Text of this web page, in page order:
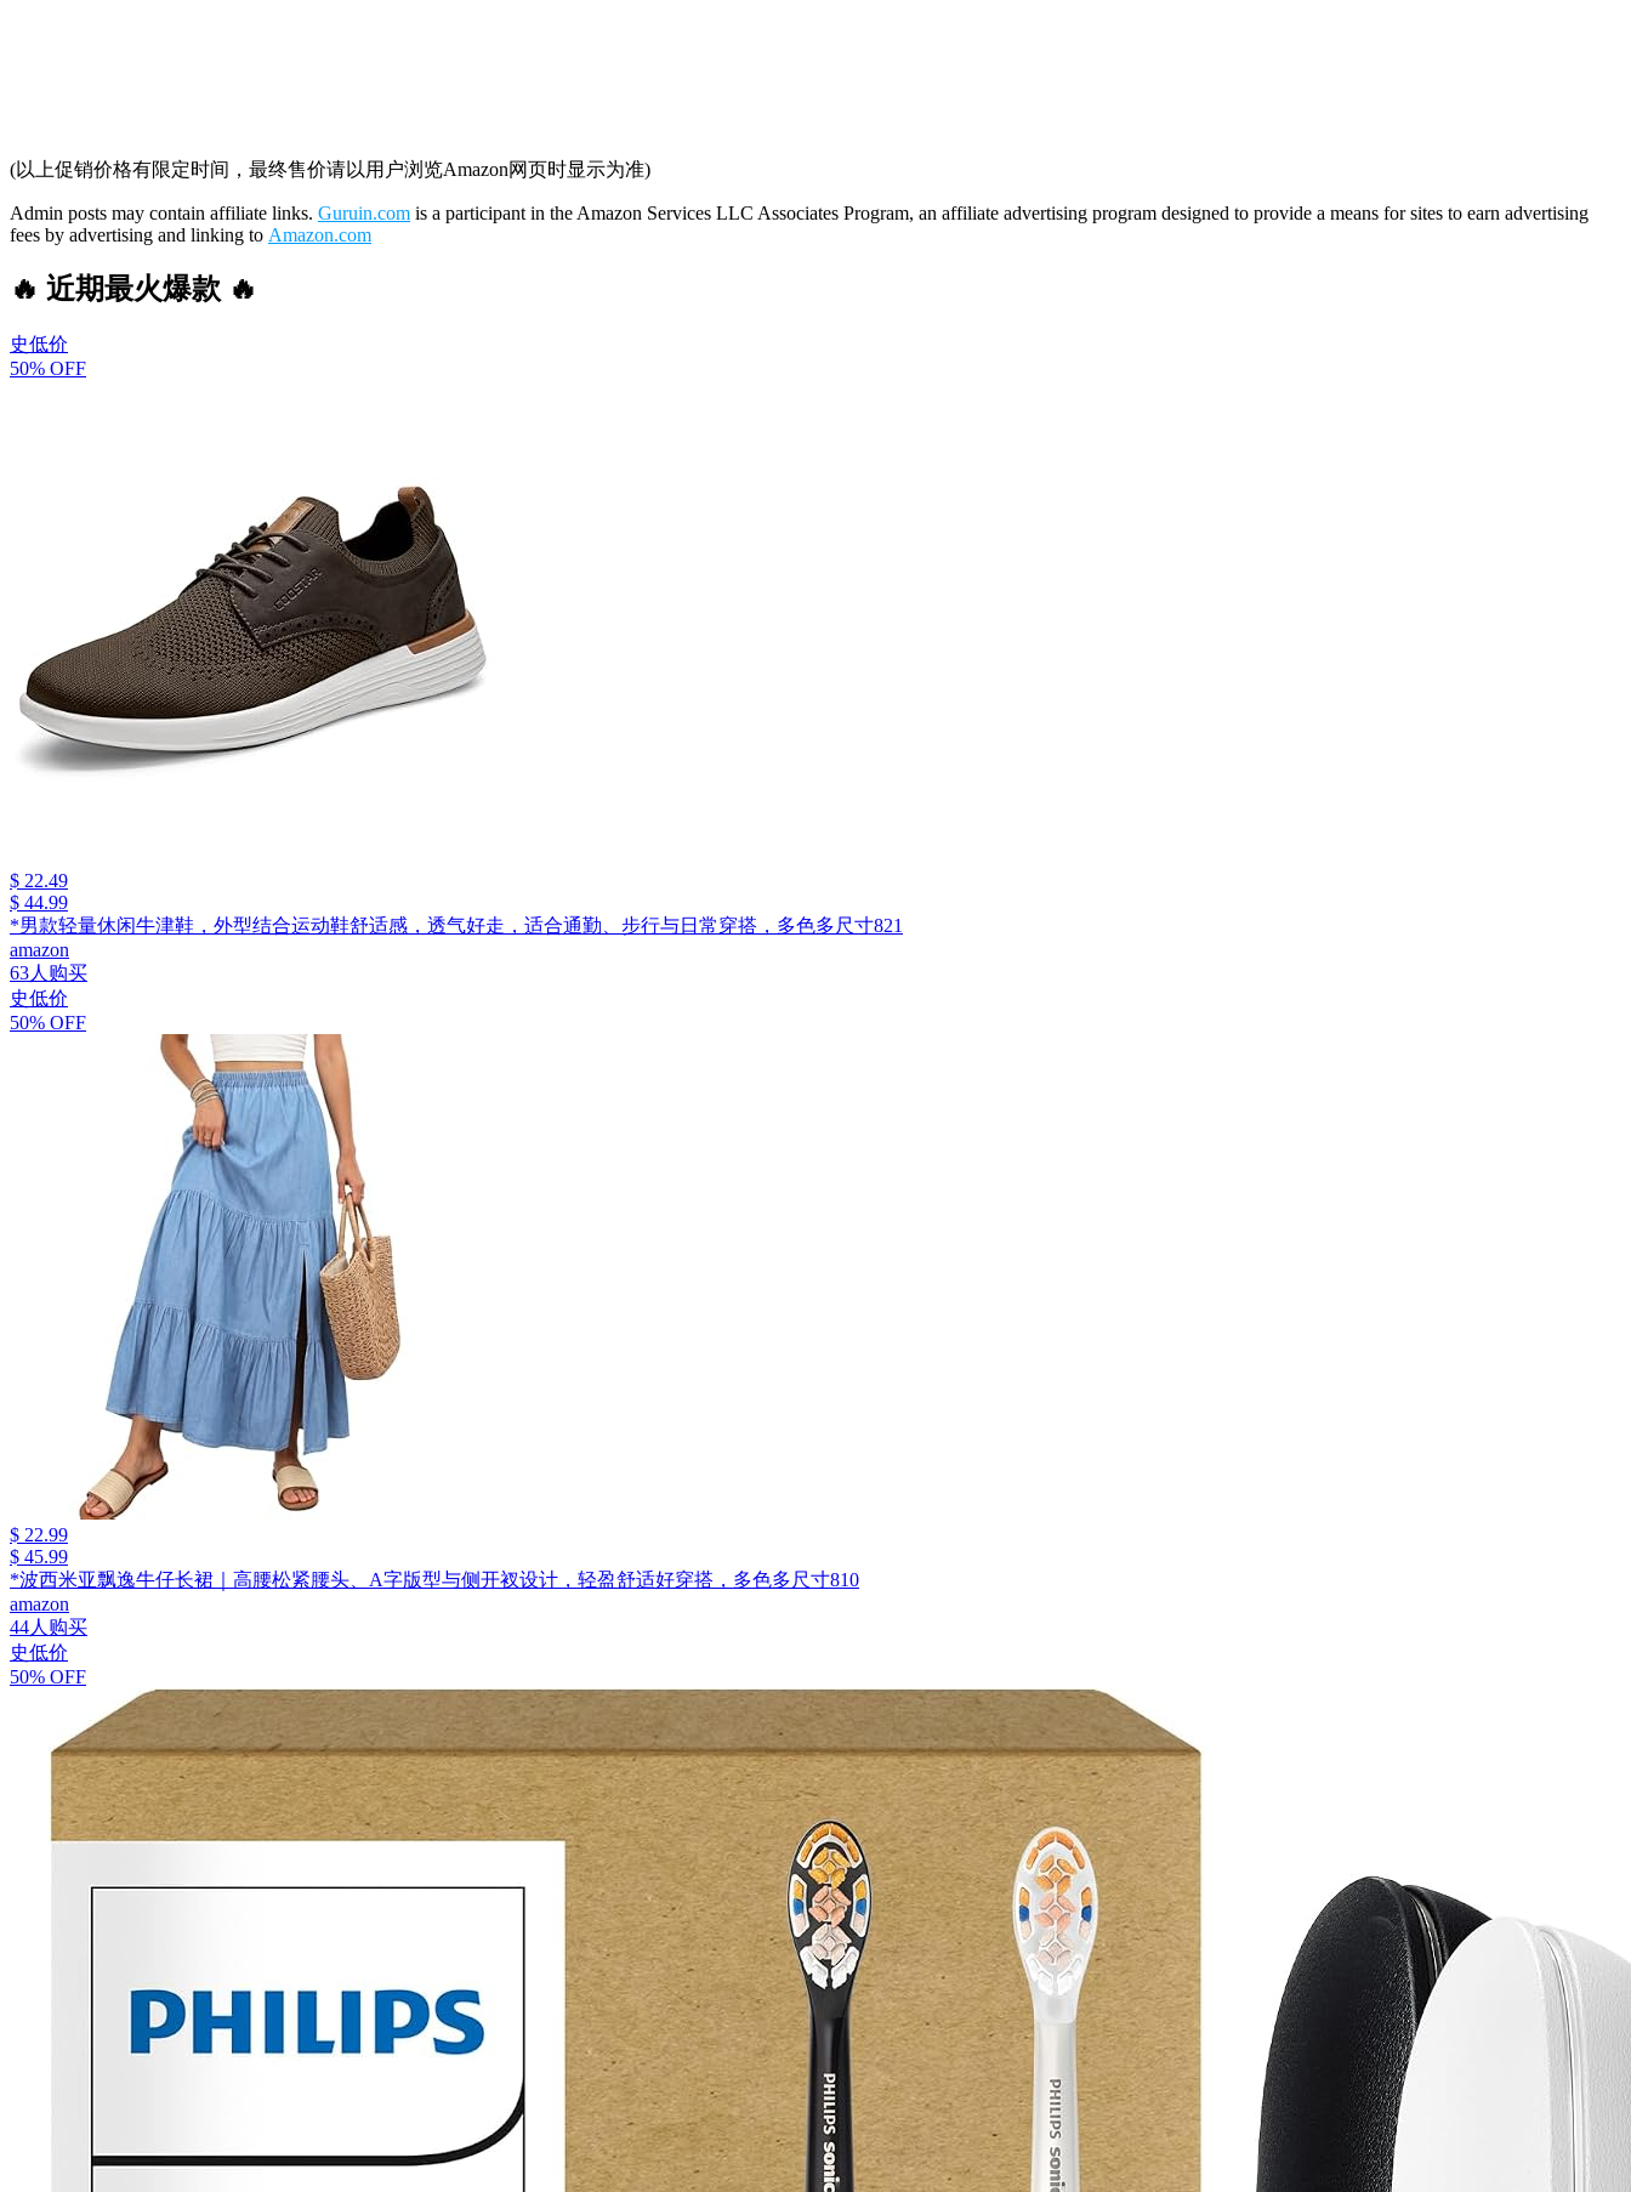
(以上促销价格有限定时间，最终售价请以用户浏览Amazon网页时显示为准)
Admin posts may contain affiliate links. Guruin.com is a participant in the Amazon Services LLC Associates Program, an affiliate advertising program designed to provide a means for sites to earn advertising
fees by advertising and linking to Amazon.com
🔥 近期最火爆款 🔥
史低价
50% OFF
$ 22.49
$ 44.99
*男款轻量休闲牛津鞋，外型结合运动鞋舒适感，透气好走，适合通勤、步行与日常穿搭，多色多尺寸821
amazon
63人购买
史低价
50% OFF
$ 22.99
$ 45.99
*波西米亚飘逸牛仔长裙｜高腰松紧腰头、A字版型与侧开衩设计，轻盈舒适好穿搭，多色多尺寸810
amazon
44人购买
史低价
50% OFF